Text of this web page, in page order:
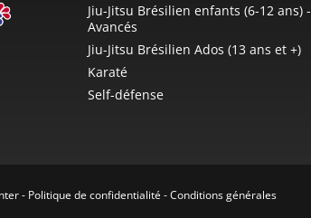
Jiu-Jitsu Brésilien enfants (6-12 ans) -
Avancés
Jiu-Jitsu Brésilien Ados (13 ans et +)
Karaté
Self-défense
- Politique de confidentialité -Conditions générales